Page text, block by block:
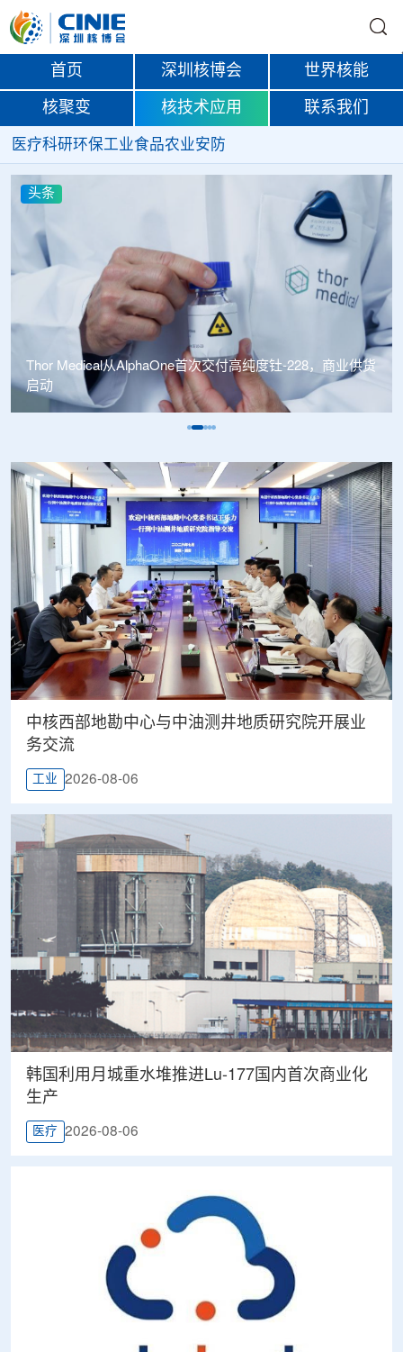
首页 深圳核博会 世界核能
核聚变 核技术应用 联系我们
医疗科研环保工业食品农业安防
次交付高纯度钍-228，商业供货
中广核达胜携手浙江嘉广束 打造国内首套全自主电子束固
化卷钢涂装产业链
中核西部地勘中心与中油测井地质研究院开展业
务交流
工业 2026-08-06
韩国利用月城重水堆推进Lu-177国内首次商业化
生产
医疗 2026-08-06